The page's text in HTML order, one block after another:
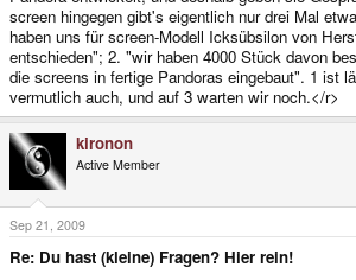
screen hingegen gibt's eigentlich nur drei Mal
haben uns für screen-Modell Icksübsilon von
entschieden"; 2. "wir haben 4000 Stück davon
die screens in fertige Pandoras eingebaut". 1 ist
vermutlich auch, und auf 3 warten wir noch.</r>
kironon
Active Member
Sep 21, 2009
Re: Du hast (kleine) Fragen? Hier rein!